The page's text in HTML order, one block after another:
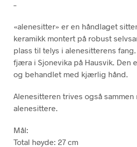
–
«alenesitter» er en håndlaget
keramikk montert på robust
plass til telys i alenesitterens
fjæra i Sjonevika på Hausvik. Den
og behandlet med kjærlig hånd.
Alenesitteren trives også sammen
alenesittere.
Mål:
Total høyde: 27 cm